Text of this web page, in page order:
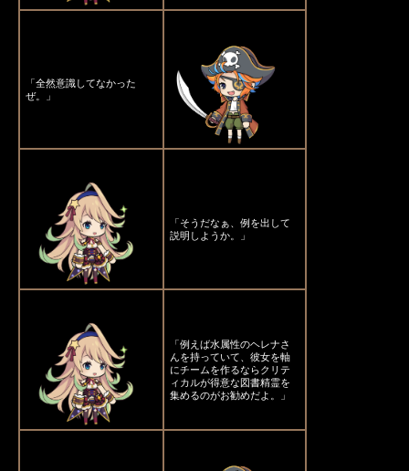
「全然意識してなかった
ぜ。」
「そうだなぁ、例を出して
説明しようか。」
「例えば水属性のヘレナさ
んを持っていて、彼女を軸
にチームを作るならクリテ
ィカルが得意な図書精霊を
集めるのがお勧めだよ。」